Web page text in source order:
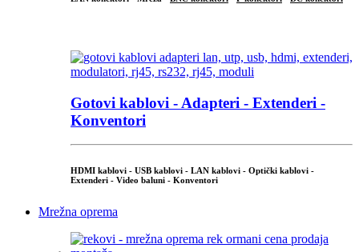
Gotovi kablovi - Adapteri - Extenderi -
Konventori
HDMI kablovi - USB kablovi - LAN kablovi - Optički kablovi -
Extenderi - Video baluni - Konventori
Mrežna oprema